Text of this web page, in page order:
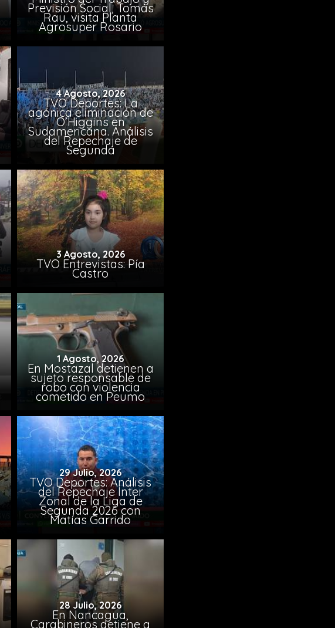
Previsión Social, Tomás
Rau, visita Planta
Agrosuper Rosario
4 Agosto, 2026
TVO Deportes: La
agónica eliminación de
O’Higgins en
Sudamericana. Análisis
del Repechaje de
Segunda
3 Agosto, 2026
TVO Entrevistas: Pía
Castro
1 Agosto, 2026
En Mostazal detienen a
sujeto responsable de
robo con violencia
cometido en Peumo
29 Julio, 2026
TVO Deportes: Análisis
del Repechaje Inter
Zonal de la Liga de
Segunda 2026 con
Matías Garrido
28 Julio, 2026
En Nancagua,
Carabineros detiene a